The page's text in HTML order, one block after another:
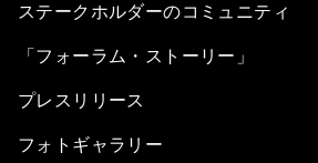
ステークホルダーのコミュニティ
「フォーラム・ストーリー」
プレスリリース
フォトギャラリー